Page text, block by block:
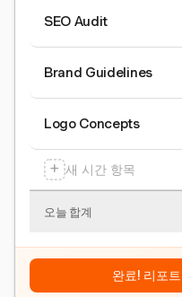
SEO Audit
Brand Guidelines
Logo Concepts
+ 새 시간 항목
오늘 합계
완료! 리포